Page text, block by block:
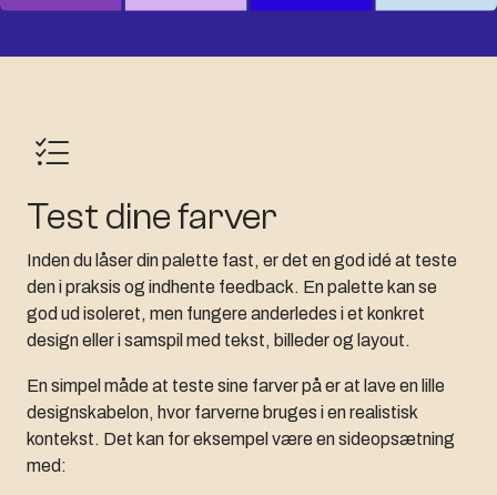
Test dine farver
Inden du låser din palette fast, er det en god idé at teste
den i praksis og indhente feedback. En palette kan se
god ud isoleret, men fungere anderledes i et konkret
design eller i samspil med tekst, billeder og layout.
En simpel måde at teste sine farver på er at lave en lille
designskabelon, hvor farverne bruges i en realistisk
kontekst. Det kan for eksempel være en sideopsætning
med: